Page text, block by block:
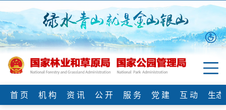
首 页 机 构 资 讯 公 开 服 务 党 建 互 动
生